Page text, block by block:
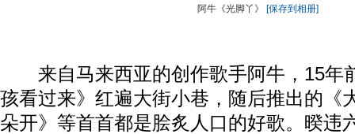
阿牛《光脚丫》 [保存到相册]
来自马来西亚的创作歌手阿牛，15年
孩看过来》红遍大街小巷，随后推出的《
朵开》等首首都是脍炙人口的好歌。暌违